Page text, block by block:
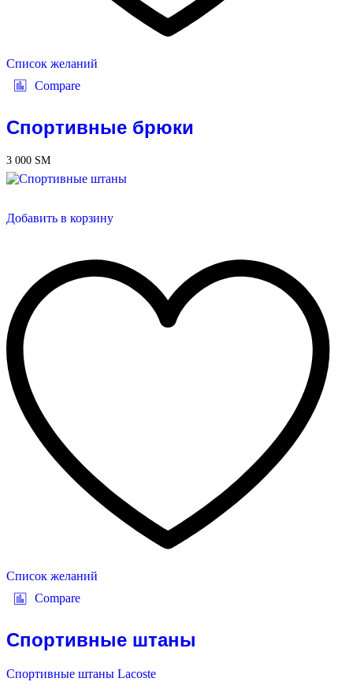
Список желаний
Compare
Спортивные брюки
3 000 ЅМ
Добавить в корзину
Список желаний
Compare
Спортивные штаны
Спортивные штаны Lacoste